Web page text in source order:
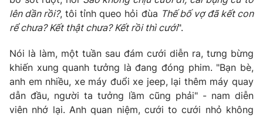
lên dần rồi?, tôi tỉnh queo hỏi đùa Thế bố vợ đã kết con
rể chưa? Kết thật chưa? Kết rồi thì cưới".
Nói là làm, một tuần sau đám cưới diễn ra, tưng bừng
khiến xung quanh tưởng là đang đóng phim. "Bạn bè,
anh em nhiều, xe máy đuổi xe jeep, lại thêm máy quay
dẫn đầu, người ta tưởng lầm cũng phải" - nam diễn
viên nhớ lại. Anh quan niệm, cưới to cưới nhỏ không